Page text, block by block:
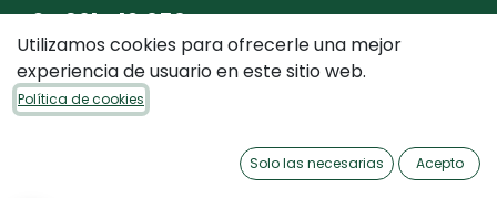
+34 961 412 050
Envíenos un mensaje
Utilizamos cookies para ofrecerle una mejor
experiencia de usuario en este sitio web.
Política de cookies
Solo las necesarias Acepto